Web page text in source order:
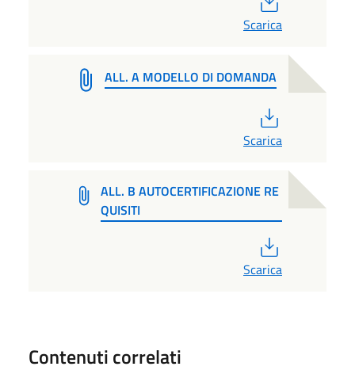
Scarica
ALL. A MODELLO DI DOMANDA
Scarica
ALL. B AUTOCERTIFICAZIONE RE
QUISITI
Scarica
Contenuti correlati